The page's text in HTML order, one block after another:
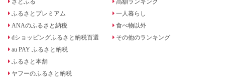
さとふる
ふるさとプレミアム
ANAのふるさと納税
dショッピングふるさと納税百選
au PAY ふるさと納税
ふるさと本舗
ヤフーのふるさと納税
高額ランキング
一人暮らし
食べ物以外
その他のランキング